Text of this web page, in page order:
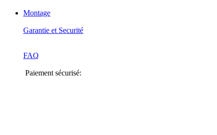
Montage
Garantie et Securité
FAQ
Paiement sécurisé: